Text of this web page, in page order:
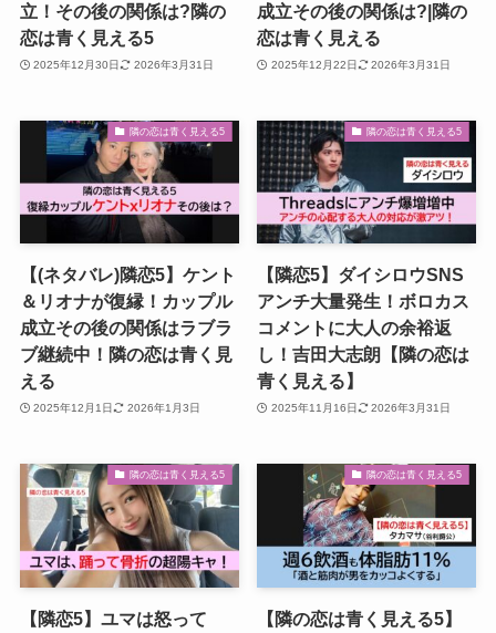
立！その後の関係は?隣の
恋は青く見える5
2025年12月30日 2026年3月31日
成立その後の関係は?|隣の
恋は青く見える
2025年12月22日 2026年3月31日
隣の恋は青く見える5
【(ネタバレ)隣恋5】ケント
＆リオナが復縁！カップル
成立その後の関係はラブラ
ブ継続中！隣の恋は青く見
える
2025年12月1日 2026年1月3日
隣の恋は青く見える5
【隣恋5】ダイシロウSNS
アンチ大量発生！ボロカス
コメントに大人の余裕返
し！吉田大志朗【隣の恋は
青く見える】
2025年11月16日 2026年3月31日
隣の恋は青く見える5
【隣恋5】ユマは怒って
隣の恋は青く見える5
【隣の恋は青く見える5】